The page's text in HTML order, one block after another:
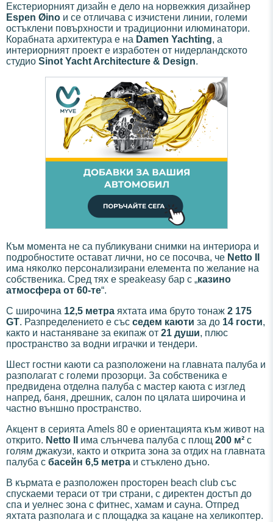
Екстериорният дизайн е дело на норвежкия дизайнер
Espen Øino и се отличава с изчистени линии, големи
остъклени повърхности и традиционни илюминатори.
Корабната архитектура е на Damen Yachting, а
интериорният проект е изработен от нидерландското
студио Sinot Yacht Architecture & Design.
Към момента не са публикувани снимки на интериора и
подробностите остават лични, но се посочва, че Netto II
има няколко персонализирани елемента по желание на
собственика. Сред тях е speakeasy бар с „казино
атмосфера от 60-те“.
С широчина 12,5 метра яхтата има бруто тонаж 2 175
GT. Разпределението е със седем каюти за до 14 гости,
както и настаняване за екипаж от 21 души, плюс
пространство за водни играчки и тендери.
Шест гостни каюти са разположени на главната палуба и
разполагат с големи прозорци. За собственика е
предвидена отделна палуба с мастер каюта с изглед
напред, баня, дрешник, салон по цялата широчина и
частно външно пространство.
Акцент в серията Amels 80 е ориентацията към живот на
открито. Netto II има слънчева палуба с площ 200 м² с
голям джакузи, както и открита зона за отдих на главната
палуба с басейн 6,5 метра и стъклено дъно.
В кърмата е разположен просторен beach club със
спускаеми тераси от три страни, с директен достъп до
спа и уелнес зона с фитнес, хамам и сауна. Отпред
яхтата разполага и с площадка за кацане на хеликоптер.